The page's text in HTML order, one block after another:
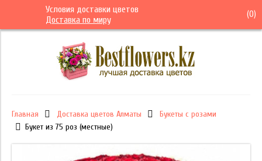
Условия доставки цветов
Доставка по миру
(0)
Главная Доставка цветов Алматы
Букеты с розами
Букет из 75 роз (местные)